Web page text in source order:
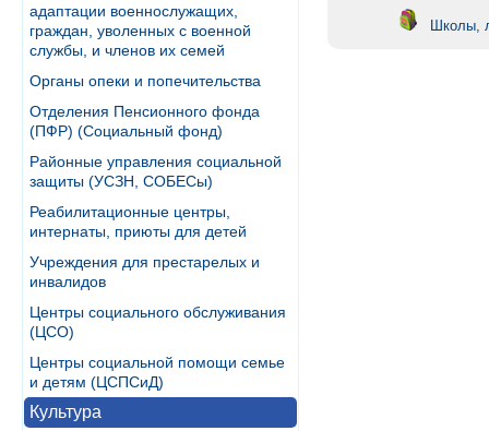
адаптации военнослужащих,
граждан, уволенных с военной
службы, и членов их семей
Органы опеки и попечительства
Отделения Пенсионного фонда
(ПФР) (Социальный фонд)
Районные управления социальной
защиты (УСЗН, СОБЕСы)
Реабилитационные центры,
интернаты, приюты для детей
Учреждения для престарелых и
инвалидов
Центры социального обслуживания
(ЦСО)
Центры социальной помощи семье
и детям (ЦСПСиД)
Культура
Школы,